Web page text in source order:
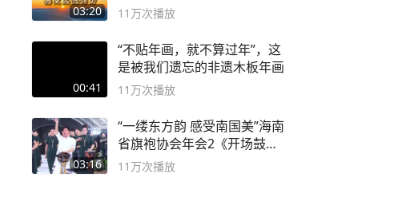
03:20 11万次播放
00:41
“不贴年画，就不算过年”，这
是被我们遗忘的非遗木板年画
11万次播放
03:16
“一缕东方韵 感受南国美”海南
省旗袍协会年会2《开场鼓》
二团
11万次播放